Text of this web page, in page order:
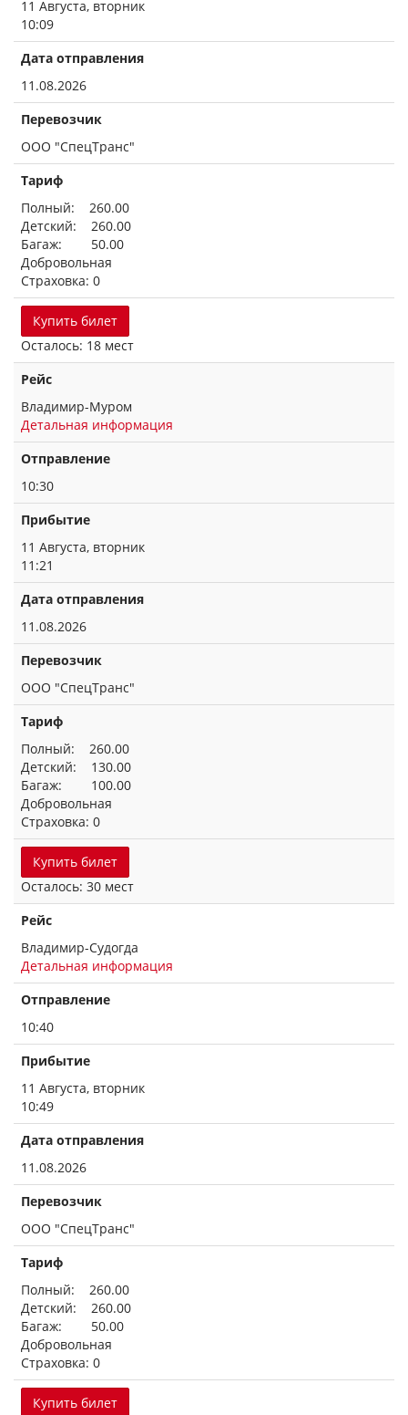
11 Августа, вторник
10:09
Дата отправления
11.08.2026
Перевозчик
ООО "СпецТранс"
Тариф
Полный: 260.00
Детский: 260.00
Багаж: 50.00
Добровольная
Страховка: 0
Купить билет
Осталось: 18 мест
Рейс
Владимир-Муром
Детальная информация
Отправление
10:30
Прибытие
11 Августа, вторник
11:21
Дата отправления
11.08.2026
Перевозчик
ООО "СпецТранс"
Тариф
Полный: 260.00
Детский: 130.00
Багаж: 100.00
Добровольная
Страховка: 0
Купить билет
Осталось: 30 мест
Рейс
Владимир-Судогда
Детальная информация
Отправление
10:40
Прибытие
11 Августа, вторник
10:49
Дата отправления
11.08.2026
Перевозчик
ООО "СпецТранс"
Тариф
Полный: 260.00
Детский: 260.00
Багаж: 50.00
Добровольная
Страховка: 0
Купить билет